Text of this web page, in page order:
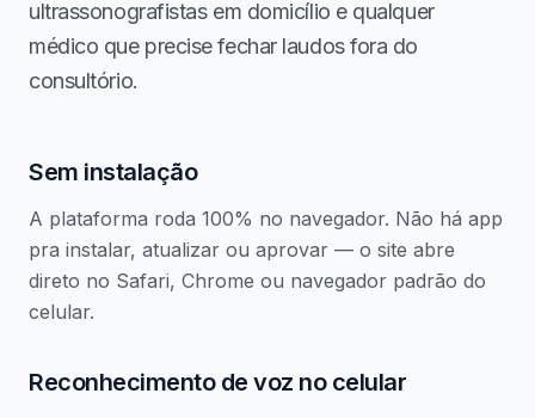
ultrassonografistas em domicílio e qualquer
médico que precise fechar laudos fora do
consultório.
Sem instalação
A plataforma roda 100% no navegador. Não há app
pra instalar, atualizar ou aprovar — o site abre
direto no Safari, Chrome ou navegador padrão do
celular.
Reconhecimento de voz no celular